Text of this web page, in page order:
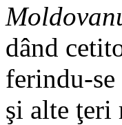
dând
ferindu-
şi alte ţeri